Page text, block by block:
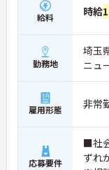
給料 時給
勤務地
埼玉
ニュ
雇用形態 非常
応募要件
■社
ずれ